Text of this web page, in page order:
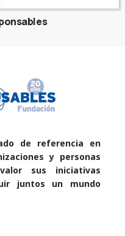
de referencia en
y personas
sus iniciativas
juntos un mundo